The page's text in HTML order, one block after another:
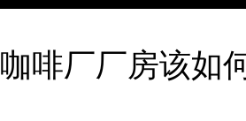
咖啡厂厂房该如